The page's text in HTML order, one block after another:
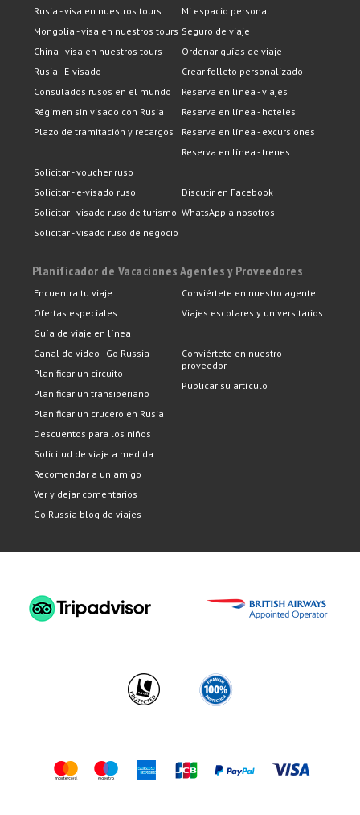
Rusia - visa en nuestros tours
Mongolia - visa en nuestros tours
China - visa en nuestros tours
Rusia - E-visado
Consulados rusos en el mundo
Régimen sin visado con Rusia
Plazo de tramitación y recargos
Solicitar - voucher ruso
Solicitar - e-visado ruso
Solicitar - visado ruso de turismo
Solicitar - visado ruso de negocio
Mi espacio personal
Seguro de viaje
Ordenar guías de viaje
Crear folleto personalizado
Reserva en línea - viajes
Reserva en línea - hoteles
Reserva en línea - excursiones
Reserva en línea - trenes
Discutir en Facebook
WhatsApp a nosotros
Planificador de Vacaciones
Encuentra tu viaje
Ofertas especiales
Guía de viaje en línea
Canal de video - Go Russia
Planificar un circuito
Planificar un transiberiano
Planificar un crucero en Rusia
Descuentos para los niños
Solicitud de viaje a medida
Recomendar a un amigo
Ver y dejar comentarios
Go Russia blog de viajes
Agentes y Proveedores
Conviértete en nuestro agente
Viajes escolares y universitarios
Conviértete en nuestro
proveedor
Publicar su artículo